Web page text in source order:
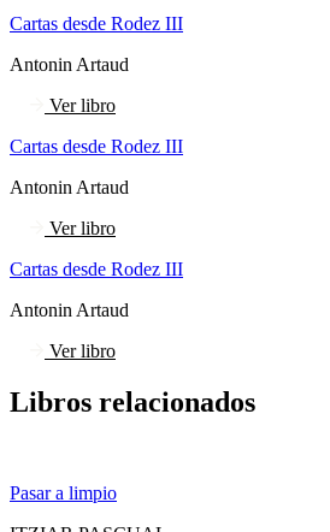
Cartas desde Rodez III
Antonin Artaud
Ver libro
Cartas desde Rodez III
Antonin Artaud
Ver libro
Cartas desde Rodez III
Antonin Artaud
Ver libro
Libros relacionados
Pasar a limpio